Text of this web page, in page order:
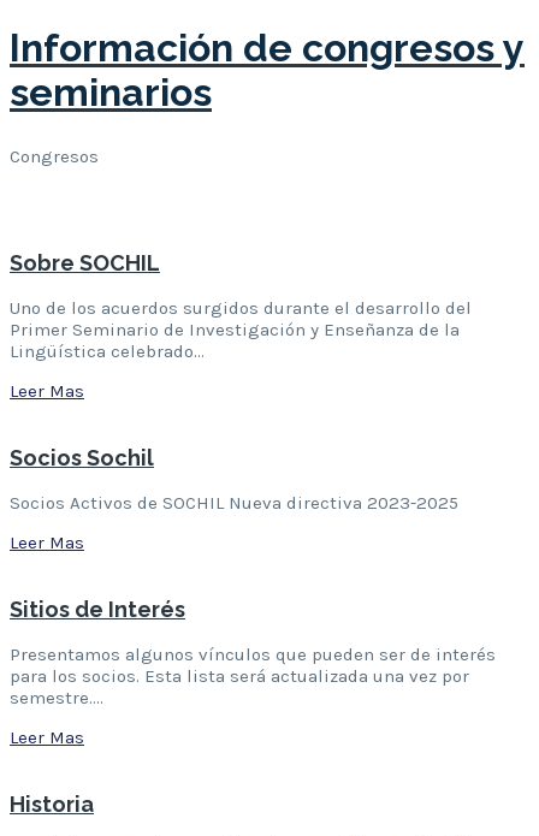
Información de congresos y
seminarios
Congresos
Sobre SOCHIL
Uno de los acuerdos surgidos durante el desarrollo del
Primer Seminario de Investigación y Enseñanza de la
Lingüística celebrado…
Leer Mas
Socios Sochil
Socios Activos de SOCHIL Nueva directiva 2023-2025
Leer Mas
Sitios de Interés
Presentamos algunos vínculos que pueden ser de interés
para los socios. Esta lista será actualizada una vez por
semestre….
Leer Mas
Historia